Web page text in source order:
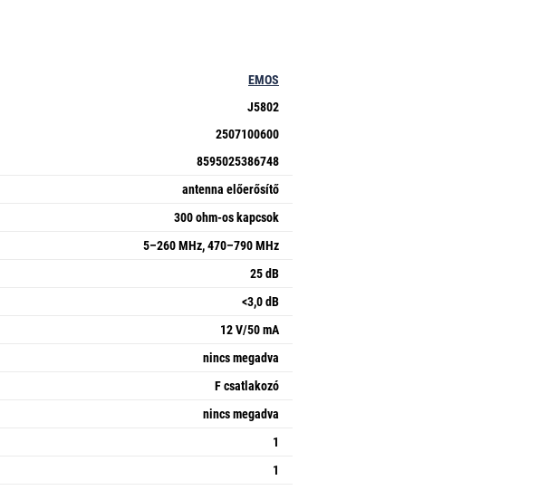
EMOS
J5802
2507100600
8595025386748
antenna előerősítő
300 ohm-os kapcsok
5–260 MHz, 470–790 MHz
25 dB
<3,0 dB
12 V/50 mA
nincs megadva
F csatlakozó
nincs megadva
1
1